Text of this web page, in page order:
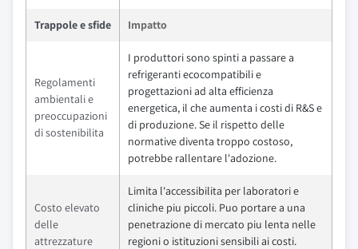
Trappole e sfide Impatto
Regolamenti
ambientali e
preoccupazioni
di sostenibilita
I produttori sono spinti a passare a
refrigeranti ecocompatibili e
progettazioni ad alta efficienza
energetica, il che aumenta i costi di R&S e
di produzione. Se il rispetto delle
normative diventa troppo costoso,
potrebbe rallentare l'adozione.
Costo elevato
delle
attrezzature
Limita l'accessibilita per laboratori e
cliniche piu piccoli. Puo portare a una
penetrazione di mercato piu lenta nelle
regioni o istituzioni sensibili ai costi.